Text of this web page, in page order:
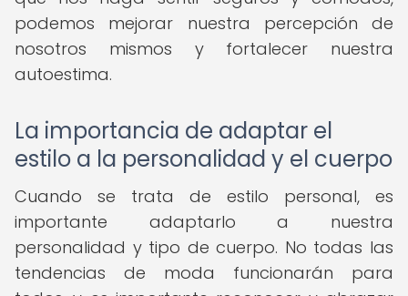
podemos mejorar nuestra percepción de
nosotros mismos y fortalecer nuestra
autoestima.
La importancia de adaptar el
estilo a la personalidad y el cuerpo
Cuando se trata de estilo personal, es
importante adaptarlo a nuestra
personalidad y tipo de cuerpo. No todas las
tendencias de moda funcionarán para